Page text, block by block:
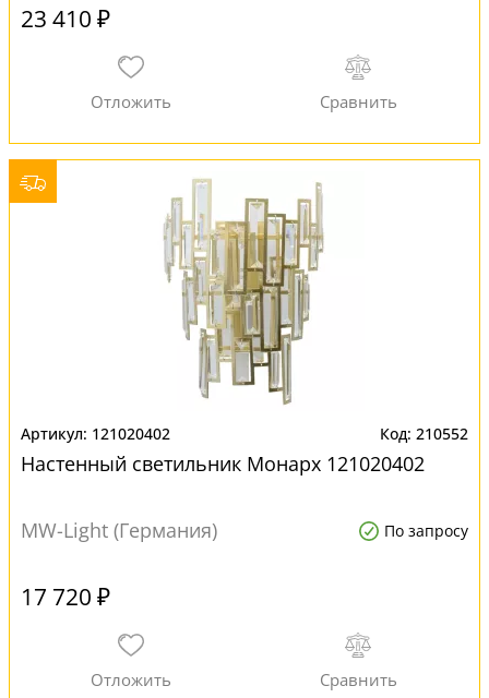
23 410 ₽
121020402 210552
Настенный светильник Монарх 121020402
MW-Light (Германия) По запросу
17 720 ₽